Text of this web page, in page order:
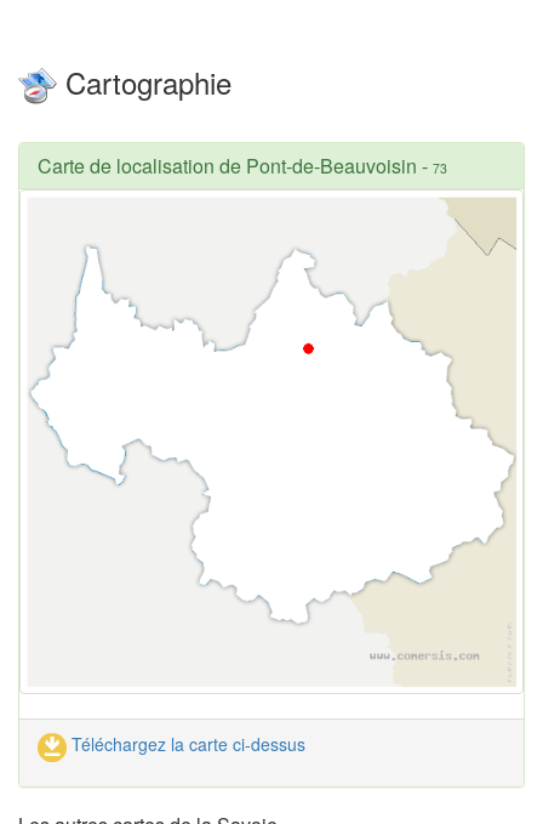
Cartographie
Carte de localisation de Pont-de-Beauvoisin - 73
Téléchargez la carte ci-dessus